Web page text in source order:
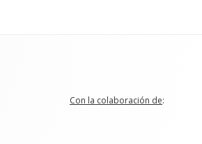
Con la colaboración de: